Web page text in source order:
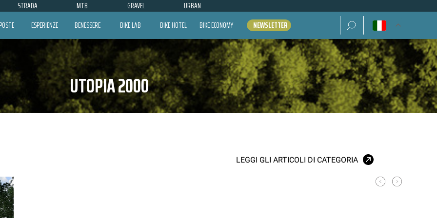
STRADA MTB GRAVEL URBAN
ESPERIENZE BENESSERE BIKE LAB BIKE HOTEL BIKE ECONOMY NEWSLETTER Ricerca per:
UTOPIA 2000
LEGGI GLI ARTICOLI DI CATEGORIA